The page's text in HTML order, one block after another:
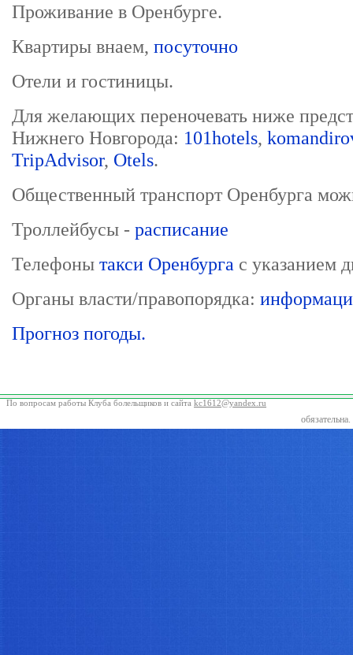
Проживание в Оренбурге.
Квартиры внаем, посуточно
Отели и гостиницы.
Для желающих переночевать ниже
Нижнего Новгорода: 101hotels,
TripAdvisor, Otels.
Общественный транспорт Оренбурга
Троллейбусы - расписание
Телефоны такси Оренбурга с указанием
Органы власти/правопорядка:
Прогноз погоды.
По вопросам работы Клуба болельщиков и сайта kc1612@yandex.ru